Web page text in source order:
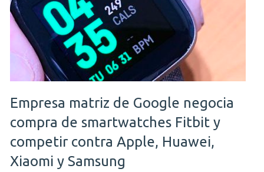
Empresa matriz de Google negocia
compra de smartwatches Fitbit y
competir contra Apple, Huawei,
Xiaomi y Samsung